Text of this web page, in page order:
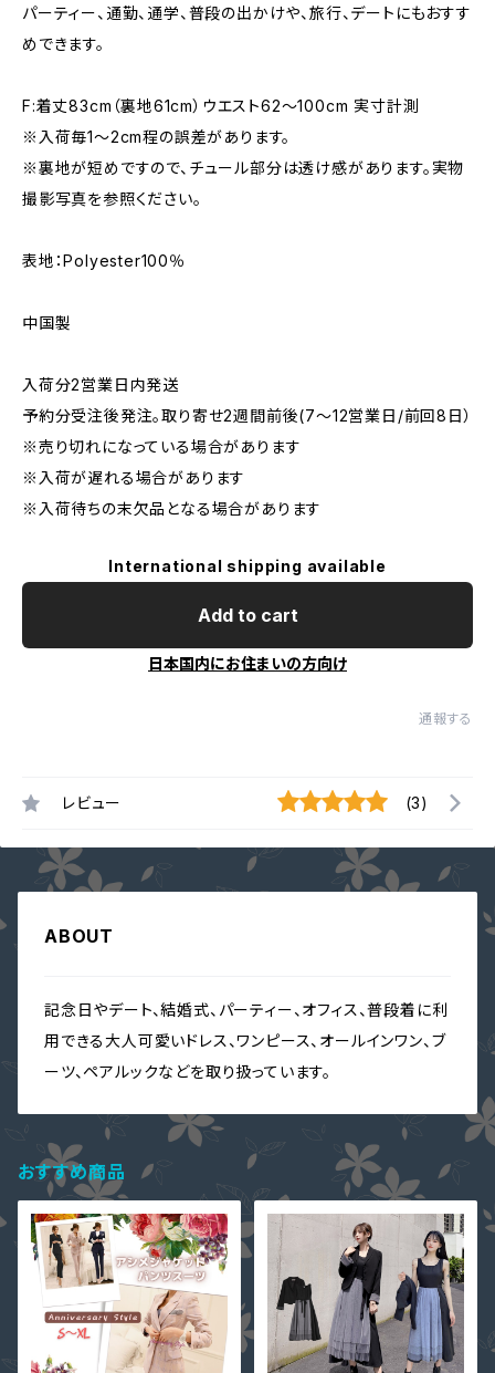
パーティー、通勤、通学、普段の出かけや、旅行、デートにもおすす
めできます。
F:着丈83cm（裏地61cm）ウエスト62～100cm 実寸計測
※入荷毎1～2cm程の誤差があります。
※裏地が短めですので、チュール部分は透け感があります。実物
撮影写真を参照ください。
表地：Polyester100％
中国製
入荷分2営業日内発送
予約分受注後発注。取り寄せ2週間前後(7～12営業日/前回8日）
※売り切れになっている場合があります
※入荷が遅れる場合があります
※入荷待ちの末欠品となる場合があります
International shipping available
Add to cart
日本国内にお住まいの方向け
通報する
レビュー (3)
ABOUT
記念日やデート、結婚式、パーティー、オフィス、普段着に利
用できる大人可愛いドレス、ワンピース、オールインワン、ブ
ーツ、ペアルックなどを取り扱っています。
おすすめ商品